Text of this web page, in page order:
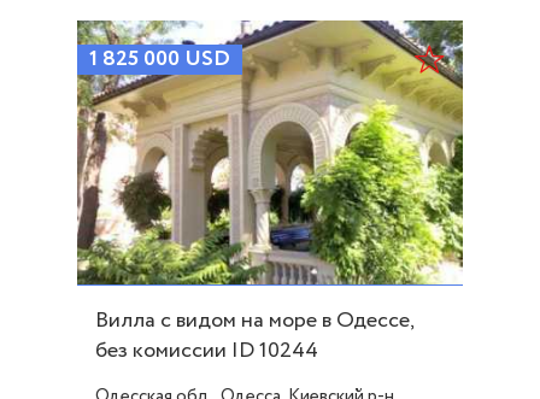
1 825 000 USD
Вилла с видом на море в Одессе,
без комиссии ID 10244